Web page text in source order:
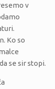
v
Ko so
se sir stopi.